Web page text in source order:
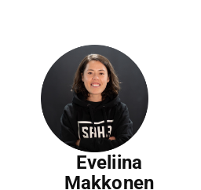
Eveliina
Makkonen